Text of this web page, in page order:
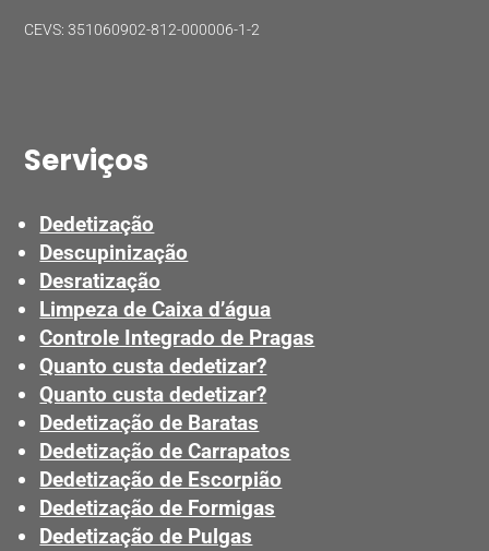
CEVS: 351060902-812-000006-1-2
Serviços
Dedetização
Descupinização
Desratização
Limpeza de Caixa d’água
Controle Integrado de Pragas
Quanto custa dedetizar?
Quanto custa dedetizar?
Dedetização de Baratas
Dedetização de Carrapatos
Dedetização de Escorpião
Dedetização de Formigas
Dedetização de Pulgas